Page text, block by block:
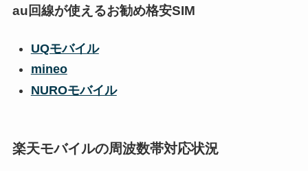
au回線が使えるお勧め格安SIM
UQモバイル
mineo
NUROモバイル
楽天モバイルの周波数帯対応状況